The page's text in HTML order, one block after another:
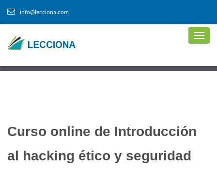
info@lecciona.com
Curso online de Introducción
al hacking ético y seguridad